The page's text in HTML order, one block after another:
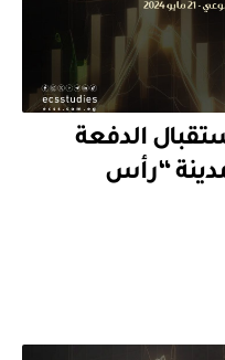
20: استقبال الدفعة
“رأس